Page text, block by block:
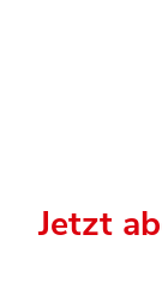
Jetzt